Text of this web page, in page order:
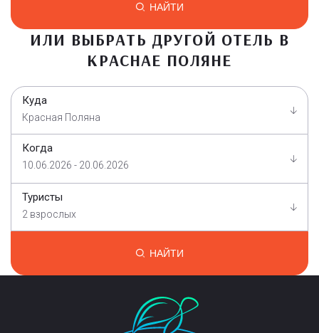
НАЙТИ
ИЛИ ВЫБРАТЬ ДРУГОЙ ОТЕЛЬ В
КРАСНАЕ ПОЛЯНЕ
Куда
Красная Поляна
Когда
10.06.2026 - 20.06.2026
Туристы
2 взрослых
НАЙТИ